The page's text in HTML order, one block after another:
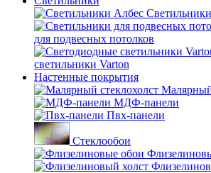
для подвесных потолков
светильники Varton
Настенные покрытия
Малярный
МДФ-панели
Пвх-панели
Стеклообои